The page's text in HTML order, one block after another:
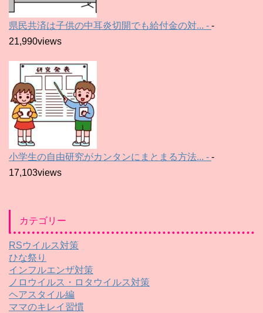
県民共済は子供の中耳炎切開でも給付金の対... - -
21,990views
小学生の自由研究がカンタンにまとまる方法... - -
17,103views
カテゴリー
RSウイルス対策
ひな祭り
インフルエンザ対策
ノロウイルス・ロタウイルス対策
ヘアスタイル編
ママのキレイ習慣